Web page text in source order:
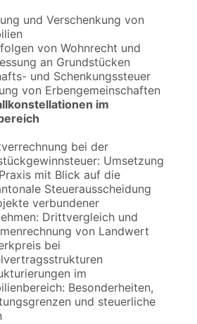
und Verschenkung von
von Wohnrecht und
an Grundstücken
und Schenkungssteuer
von Erbengemeinschaften
im
bei der
Umsetzung
mit Blick auf die
Steuerausscheidung
verbundener
Drittvergleich und
von Landwert
bei
im
Besonderheiten,
und steuerliche